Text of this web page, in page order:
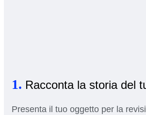
1. Racconta la storia del
Presenta il tuo oggetto per la